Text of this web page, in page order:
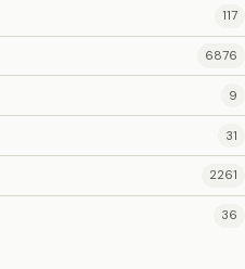
117
6876
9
31
2261
36